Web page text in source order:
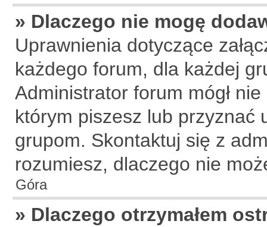
» Dlaczego nie mogę
Uprawnienia dotyczące
każdego forum, dla każdej
Administrator forum mógł
którym piszesz lub przyznać
grupom. Skontaktuj się z
rozumiesz, dlaczego nie
Góra
» Dlaczego otrzymałem